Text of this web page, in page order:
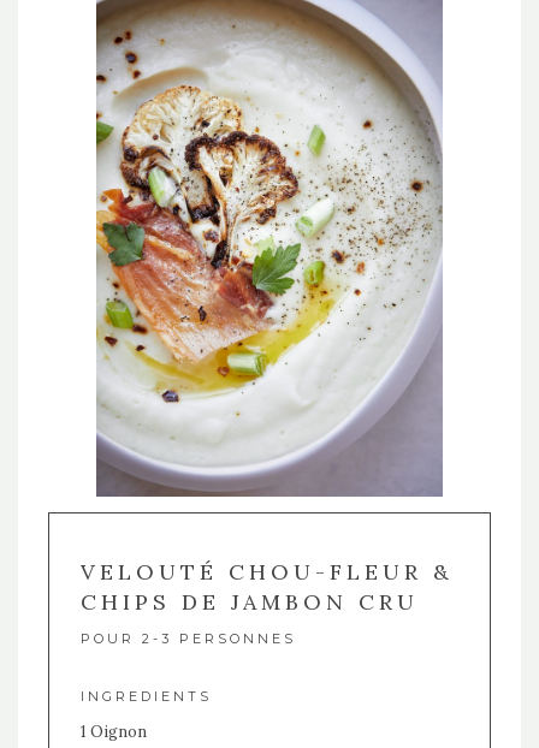
VELOUTÉ CHOU-FLEUR &
CHIPS DE JAMBON CRU
POUR 2-3 PERSONNES
INGREDIENTS
1 Oignon